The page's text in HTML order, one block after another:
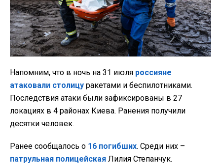
Напомним, что в ночь на 31 июля россияне
атаковали столицу ракетами и беспилотниками.
Последствия атаки были зафиксированы в 27
локациях в 4 районах Киева. Ранения получили
десятки человек.
Ранее сообщалось о 16 погибших. Среди них –
патрульная полицейская Лилия Степанчук.